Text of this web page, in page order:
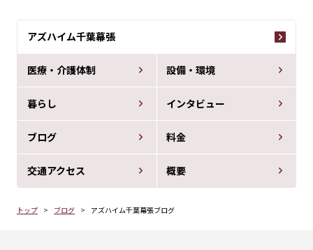
アズハイム千葉幕張
医療・介護体制 設備・環境
暮らし インタビュー
ブログ 料金
交通アクセス 概要
トップ ブログ アズハイム千葉幕張ブログ